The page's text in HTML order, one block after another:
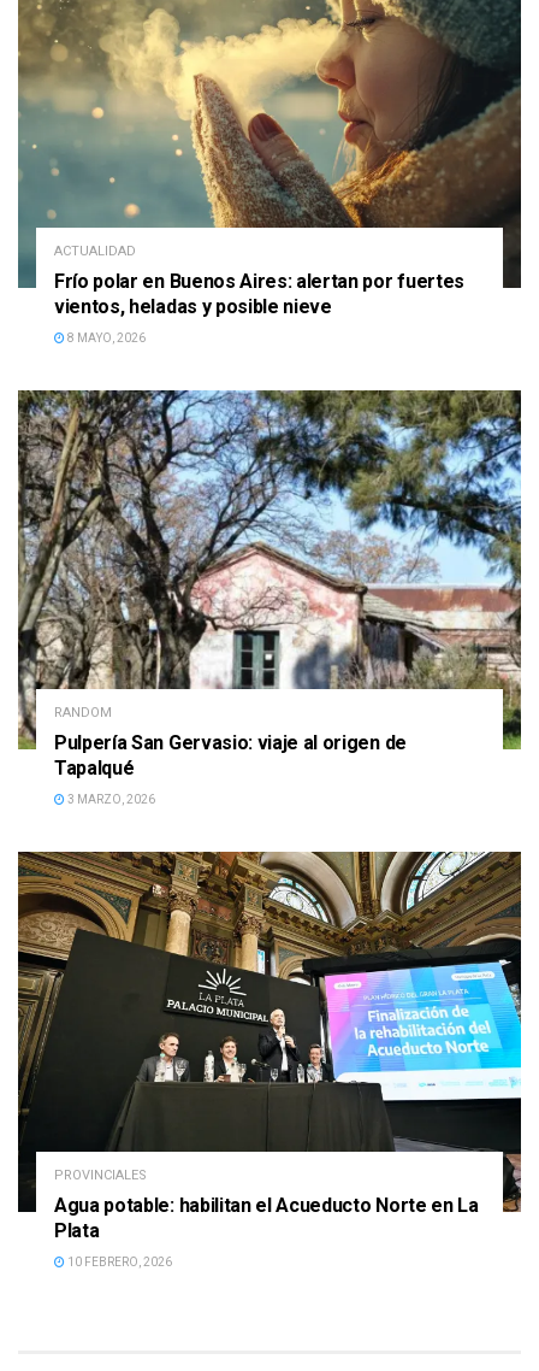
ACTUALIDAD
Frío polar en Buenos Aires: alertan por fuertes
vientos, heladas y posible nieve
8 MAYO, 2026
RANDOM
Pulpería San Gervasio: viaje al origen de
Tapalqué
3 MARZO, 2026
PROVINCIALES
Agua potable: habilitan el Acueducto Norte en La
Plata
10 FEBRERO, 2026